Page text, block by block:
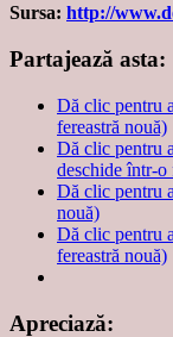
Sursa: http://
Partajează asta:
Dă clic pentru
fereastră nouă)
Dă clic pentru
deschide într-o
Dă clic pentru
nouă)
Dă clic pentru
fereastră nouă)
Apreciază: